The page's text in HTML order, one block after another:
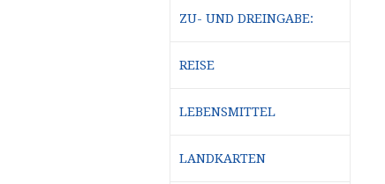
ZU- UND DREINGABE:
REISE
LEBENSMITTEL
LANDKARTEN